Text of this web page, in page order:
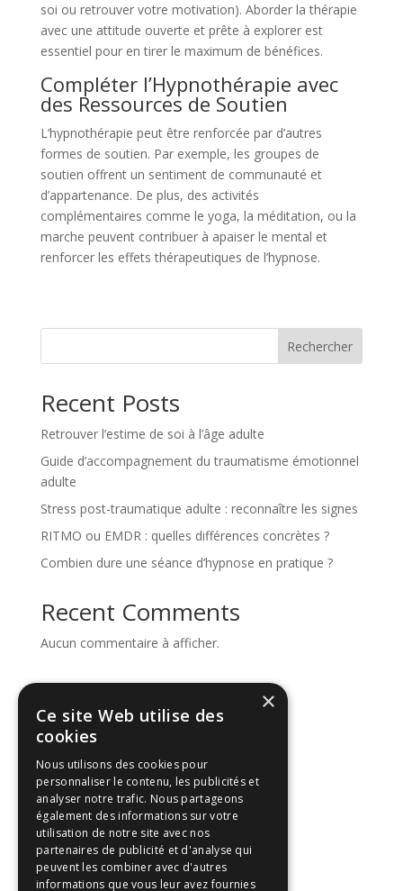
soi ou retrouver votre motivation). Aborder la thérapie
avec une attitude ouverte et prête à explorer est
essentiel pour en tirer le maximum de bénéfices.
Compléter l’Hypnothérapie avec
des Ressources de Soutien
L’hypnothérapie peut être renforcée par d’autres
formes de soutien. Par exemple, les groupes de
soutien offrent un sentiment de communauté et
d’appartenance. De plus, des activités
complémentaires comme le yoga, la méditation, ou la
marche peuvent contribuer à apaiser le mental et
renforcer les effets thérapeutiques de l’hypnose.
Rechercher
Recent Posts
Retrouver l’estime de soi à l’âge adulte
Guide d’accompagnement du traumatisme émotionnel
adulte
Stress post-traumatique adulte : reconnaître les signes
RITMO ou EMDR : quelles différences concrètes ?
Combien dure une séance d’hypnose en pratique ?
Recent Comments
Aucun commentaire à afficher.
Archives
août 2026
juin 2026
décembre 2024
novembre 2024
octobre 2023
×
Ce site Web utilise des
cookies
Nous utilisons des cookies pour
personnaliser le contenu, les publicités et
analyser notre trafic. Nous partageons
également des informations sur votre
utilisation de notre site avec nos
partenaires de publicité et d'analyse qui
peuvent les combiner avec d'autres
informations que vous leur avez fournies